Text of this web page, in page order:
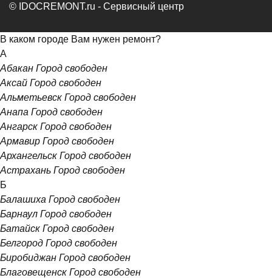
© IDOCREMONT.ru - Сервисный центр
В каком городе Вам нужен ремонт?
А
Абакан Город свободен
Аксай Город свободен
Альметьевск Город свободен
Анапа Город свободен
Ангарск Город свободен
Армавир Город свободен
Архангельск Город свободен
Астрахань Город свободен
Б
Балашиха Город свободен
Барнаул Город свободен
Батайск Город свободен
Белгород Город свободен
Биробиджан Город свободен
Благовещенск Город свободен